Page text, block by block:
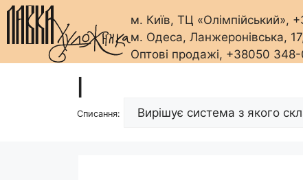
м. Київ, ТЦ «Олімпійський»,
м. Одеса, Ланжеронівська,
Оптові продажі, +38050
Списання: